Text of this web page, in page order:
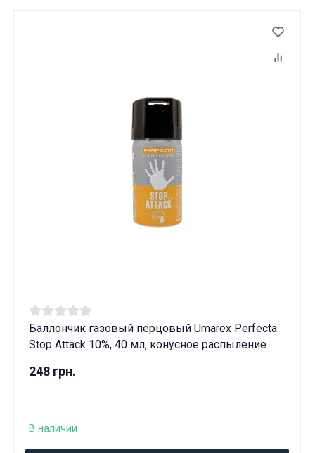
Баллончик газовый перцовый Umarex Perfecta
Stop Attack 10%, 40 мл, конусное распыление
248 грн.
В наличии